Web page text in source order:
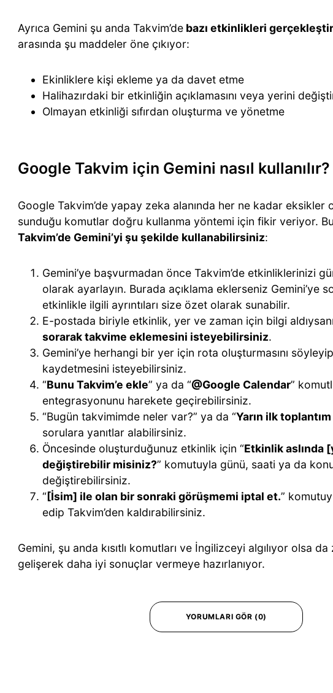
Ayrıca Gemini şu anda Takvim’de bazı etkinlikleri
arasında şu maddeler öne çıkıyor:
Ekinliklere kişi ekleme ya da davet etme
Halihazırdaki bir etkinliğin açıklamasını veya yerini
Olmayan etkinliği sıfırdan oluşturma ve yönetme
Google Takvim için Gemini nasıl kullanılır?
Google Takvim’de yapay zeka alanında her ne kadar eksikler
sunduğu komutlar doğru kullanma yöntemi için fikir veriyor.
Takvim’de Gemini’yi şu şekilde kullanabilirsiniz:
Gemini’ye başvurmadan önce Takvim’de etkinliklerinizi
olarak ayarlayın. Burada açıklama eklerseniz Gemini’ye
etkinlikle ilgili ayrıntıları size özet olarak sunabilir.
E-postada biriyle etkinlik, yer ve zaman için bilgi
sorarak takvime eklemesini isteyebilirsiniz.
Gemini’ye herhangi bir yer için rota oluşturmasını
kaydetmesini isteyebilirsiniz.
“Bunu Takvim’e ekle” ya da “@Google Calendar”
entegrasyonunu harekete geçirebilirsiniz.
“Bugün takvimimde neler var?” ya da “Yarın ilk
sorulara yanıtlar alabilirsiniz.
Öncesinde oluşturduğunuz etkinlik için “Etkinlik aslında
değiştirebilir misiniz?” komutuyla günü, saati ya da
değiştirebilirsiniz.
“[İsim] ile olan bir sonraki görüşmemi iptal et.”
edip Takvim’den kaldırabilirsiniz.
Gemini, şu anda kısıtlı komutları ve İngilizceyi algılıyor olsa
gelişerek daha iyi sonuçlar vermeye hazırlanıyor.
YORUMLARI GÖR (0)